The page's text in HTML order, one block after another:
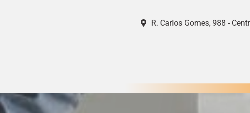
R. Carlos Gomes, 988 -